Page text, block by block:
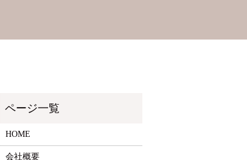
HOME
会社概要